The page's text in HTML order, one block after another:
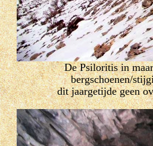
De Psiloritis in
bergschoenen/
dit jaargetijde geen